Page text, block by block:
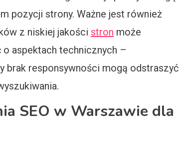
pozycji strony. Ważne jest również
z niskiej jakości stron może
aspektach technicznych –
brak responsywności mogą odstraszyć
SEO w Warszawie dla